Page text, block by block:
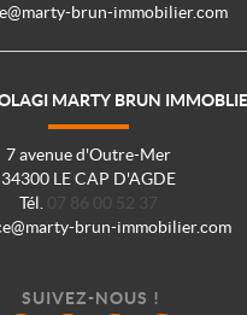
brun-immobilier.com
MARTY BRUN
7 avenue d'Outre-Mer
34300 LE CAP D'AGDE
Tél. 07 86 00 52 37
brun-immobilier.com
SUIVEZ-NOUS !